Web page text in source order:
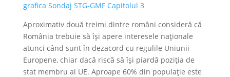
grafica Sondaj STG-GMF Capitolul 3
Aproximativ două treimi dintre români consideră că
România trebuie să își apere interesele naționale
atunci când sunt în dezacord cu regulile Uniunii
Europene, chiar dacă riscă să își piardă poziția de
stat membru al UE. Aproape 60% din populație este